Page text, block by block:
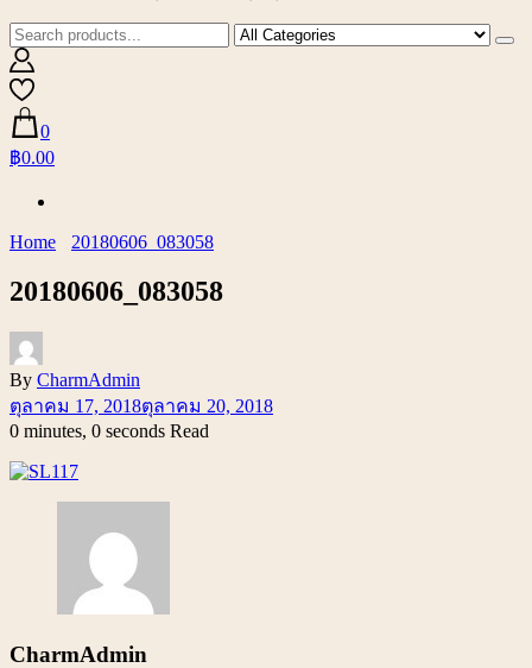
0
฿0.00
Home 20180606_083058
20180606_083058
By CharmAdmin
ตุลาคม 17, 2018ตุลาคม 20, 2018
0 minutes, 0 seconds Read
CharmAdmin